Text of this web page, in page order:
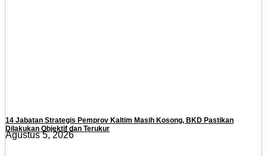
14 Jabatan Strategis Pemprov Kaltim Masih Kosong, BKD Pastikan
Dilakukan Objektif dan Terukur
Agustus 5, 2026